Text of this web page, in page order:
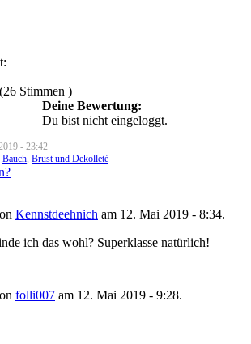
(26 Stimmen )
Deine Bewertung:
Du bist nicht eingeloggt.
- 23:42
Bauch, Brust und Dekolleté
Kennstdeehnich am 12. Mai 2019 - 8:34.
ich das wohl? Superklasse natürlich!
folli007 am 12. Mai 2019 - 9:28.